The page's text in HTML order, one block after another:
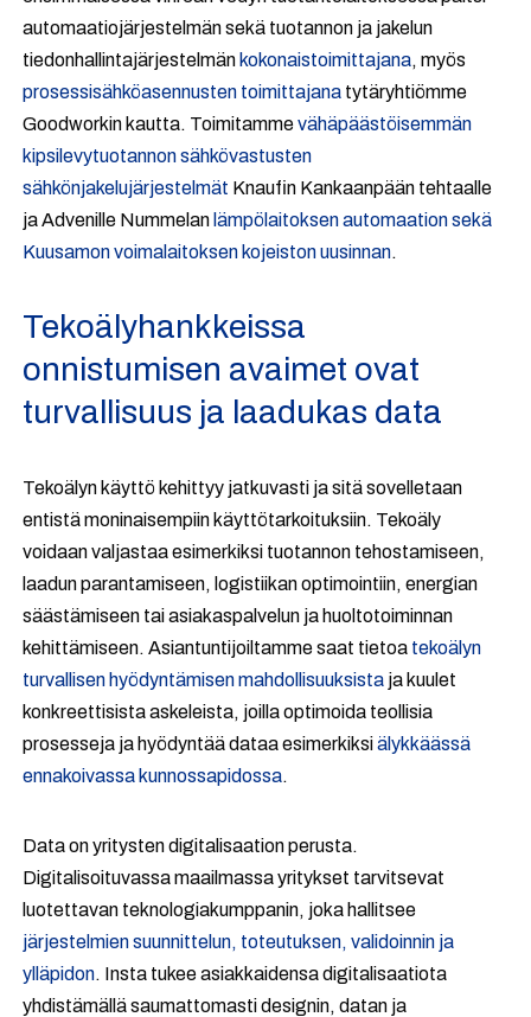
automaatiojärjestelmän sekä tuotannon ja jakelun
tiedonhallintajärjestelmän kokonaistoimittajana, myös
prosessisähköasennusten toimittajana tytäryhtiömme
Goodworkin kautta. Toimitammevähäpäästöisemmän
kipsilevytuotannon sähkövastusten
sähkönjakelujärjestelmät Knaufin Kankaanpään tehtaalle
ja Advenille Nummelan lämpölaitoksen automaation sekä
Kuusamon voimalaitoksen kojeiston uusinnan.
Tekoälyhankkeissa
onnistumisen avaimet ovat
turvallisuus ja laadukas data
Tekoälyn käyttö kehittyy jatkuvasti ja sitä sovelletaan
entistä moninaisempiin käyttötarkoituksiin. Tekoäly
voidaan valjastaa esimerkiksi tuotannon tehostamiseen,
laadun parantamiseen, logistiikan optimointiin, energian
säästämiseen tai asiakaspalvelun ja huoltotoiminnan
kehittämiseen. Asiantuntijoiltamme saat tietoa tekoälyn
turvallisen hyödyntämisen mahdollisuuksista ja kuulet
konkreettisista askeleista, joilla optimoida teollisia
prosesseja ja hyödyntää dataa esimerkiksiälykkäässä
ennakoivassa kunnossapidossa.
Data on yritysten digitalisaation perusta.
Digitalisoituvassa maailmassa yritykset tarvitsevat
luotettavan teknologiakumppanin, joka hallitsee
järjestelmien suunnittelun, toteutuksen, validoinnin ja
ylläpidon. Insta tukee asiakkaidensa digitalisaatiota
yhdistämällä saumattomasti designin, datan ja